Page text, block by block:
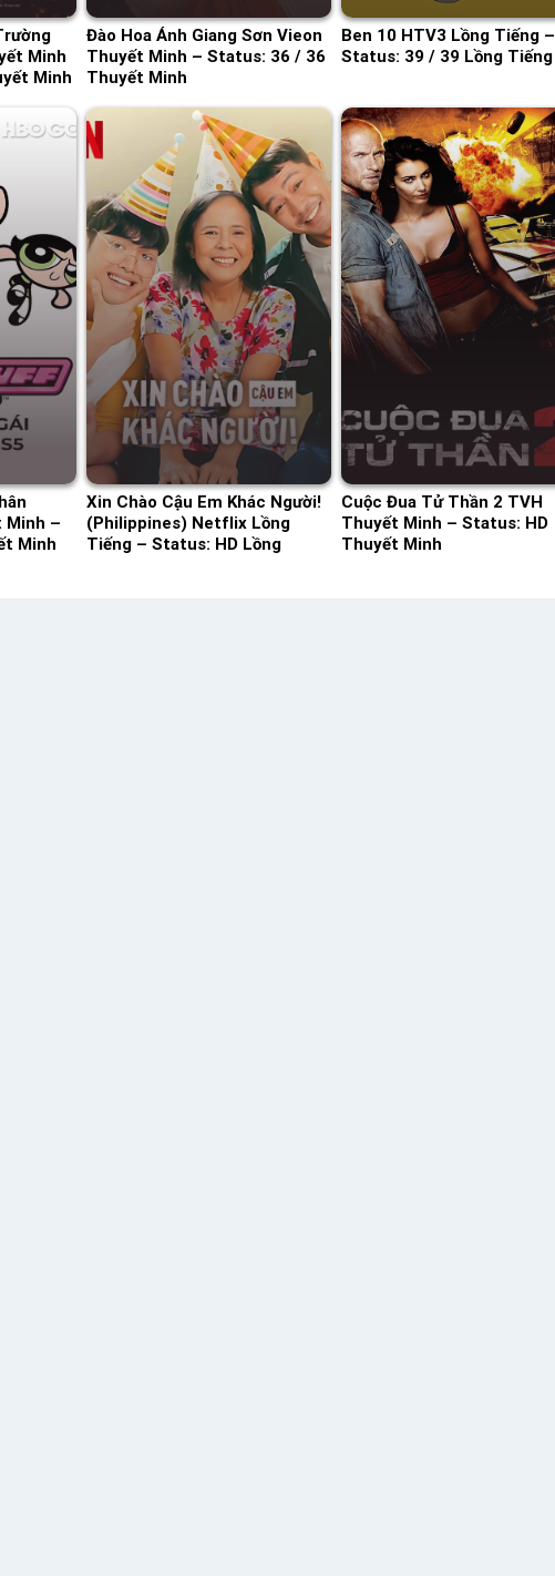
Minh
Minh
Đào Hoa Ánh Giang Sơn Vieon
Thuyết Minh – Status: 36 / 36
Thuyết Minh
Ben 10 HTV3 Lồng Tiếng –
Status: 39 / 39 Lồng Tiếng
Minh –
Minh
Xin Chào Cậu Em Khác Người!
(Philippines) Netflix Lồng
Tiếng – Status: HD Lồng
Cuộc Đua Tử Thần 2 TVH
Thuyết Minh – Status: HD
Thuyết Minh